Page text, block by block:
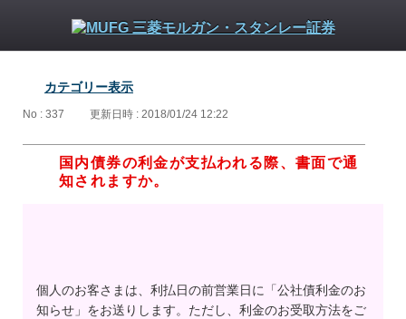
カテゴリー表示
No : 337 更新日時 : 2018/01/24 12:22
国内債券の利金が支払われる際、書面で通
知されますか。
個人のお客さまは、利払日の前営業日に「公社債利金のお
知らせ」をお送りします。ただし、利金のお受取方法をご